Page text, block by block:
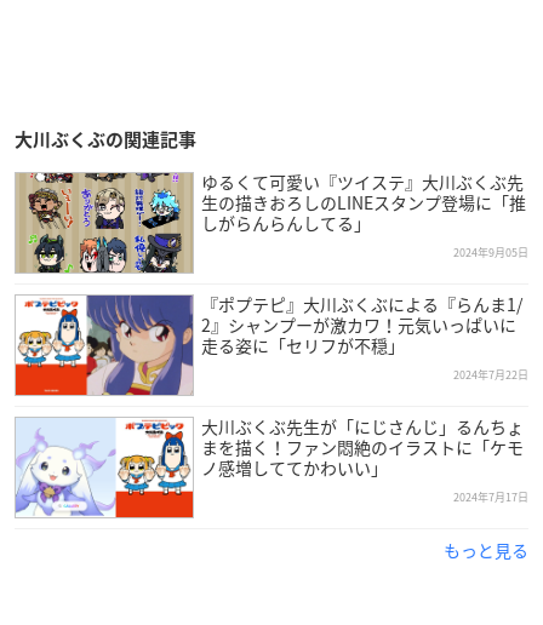
大川ぶくぶの関連記事
ゆるくて可愛い『ツイステ』大川ぶくぶ先
生の描きおろしのLINEスタンプ登場に「推
しがらんらんしてる」
2024年9月05日
『ポプテピ』大川ぶくぶによる『らんま1/
2』シャンプーが激カワ！元気いっぱいに
走る姿に「セリフが不穏」
2024年7月22日
大川ぶくぶ先生が「にじさんじ」るんちょ
まを描く！ファン悶絶のイラストに「ケモ
ノ感増しててかわいい」
2024年7月17日
もっと見る